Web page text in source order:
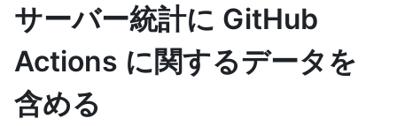
サーバー統計に GitHub
Actions に関するデータを
含める